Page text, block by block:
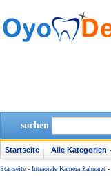
suchen
Startseite Alle Kategorien
Startseite - Intraorale Kamera Zahnarzt -